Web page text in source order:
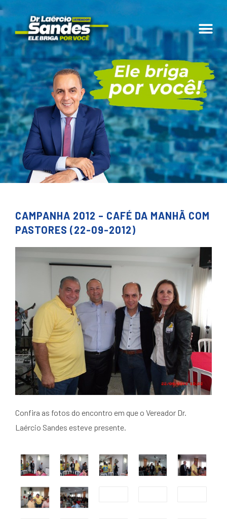
CAMPANHA 2012 – CAFÉ DA MANHÃ COM
PASTORES (22-09-2012)
Confira as fotos do encontro em que o Vereador Dr.
Laércio Sandes esteve presente.